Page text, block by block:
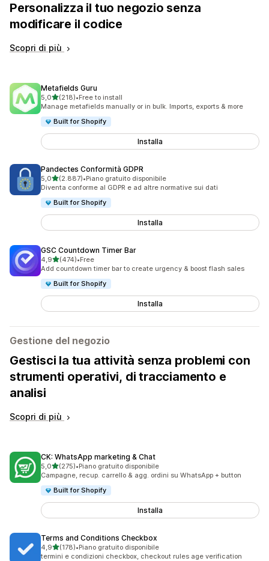
Personalizza il tuo negozio senza
modificare il codice
Scopri di più
Metafields Guru
5,0stelle su 5
(218)
218 recensioni totali
•Free to install
Manage metafields manually or in bulk. Imports, exports & more
Built for Shopify
Installa
Pandectes Conformità GDPR
5,0stelle su 5
(2.887)
2887 recensioni totali
•Piano gratuito disponibile
Diventa conforme al GDPR e ad altre normative sui dati
Built for Shopify
Installa
GSC Countdown Timer Bar
4,9stelle su 5
(474)
474 recensioni totali
•Free
Add countdown timer bar to create urgency & boost flash sales
Built for Shopify
Installa
Gestione del negozio
Gestisci la tua attività senza problemi con
strumenti operativi, di tracciamento e
analisi
Scopri di più
CK: WhatsApp marketing & Chat
5,0stelle su 5
(275)
275 recensioni totali
•Piano gratuito disponibile
Campagne, recup. carrello & agg. ordini su WhatsApp + button
Built for Shopify
Installa
Terms and Conditions Checkbox
4,9stelle su 5
(178)
178 recensioni totali
•Piano gratuito disponibile
termini e condizioni checkbox, checkout rules age verification